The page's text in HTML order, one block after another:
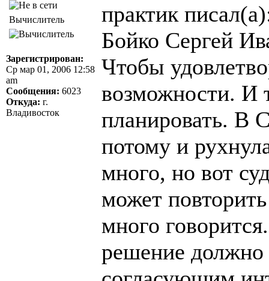
Вычислитель
Зарегистрирован:
Ср мар 01, 2006 12:58
am
Сообщения: 6023
Откуда: г.
Владивосток
практик
Бойко Сергей
Чтобы
возможности. И
планировать. В
потому и
много, но вот
может
много
решение